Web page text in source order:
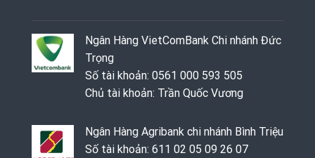
Ngân Hàng VietComBank Chi nhánh Đức
Trọng
Số tài khoản: 0561 000 593 505
Chủ tài khoản: Trần Quốc Vương
Ngân Hàng Agribank chi nhánh Bình Triệu
Số tài khoản: 611 02 05 09 26 07